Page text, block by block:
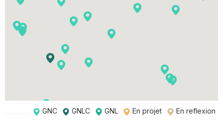
En reflexion
En projet
GNL
GNLC
GNC